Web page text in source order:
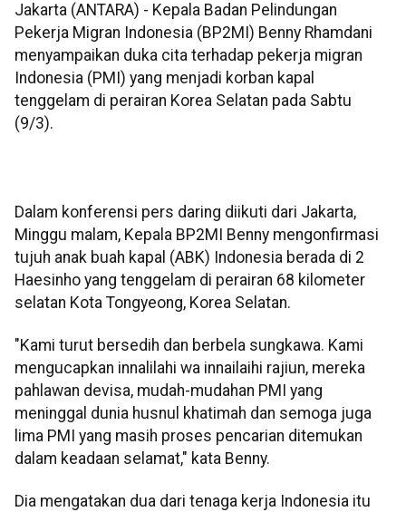
Jakarta (ANTARA) - Kepala Badan Pelindungan
Pekerja Migran Indonesia (BP2MI) Benny Rhamdani
menyampaikan duka cita terhadap pekerja migran
Indonesia (PMI) yang menjadi korban kapal
tenggelam di perairan Korea Selatan pada Sabtu
(9/3).
Dalam konferensi pers daring diikuti dari Jakarta,
Minggu malam, Kepala BP2MI Benny mengonfirmasi
tujuh anak buah kapal (ABK) Indonesia berada di 2
Haesinho yang tenggelam di perairan 68 kilometer
selatan Kota Tongyeong, Korea Selatan.
"Kami turut bersedih dan berbela sungkawa. Kami
mengucapkan innalilahi wa innailaihi rajiun, mereka
pahlawan devisa, mudah-mudahan PMI yang
meninggal dunia husnul khatimah dan semoga juga
lima PMI yang masih proses pencarian ditemukan
dalam keadaan selamat," kata Benny.
Dia mengatakan dua dari tenaga kerja Indonesia itu